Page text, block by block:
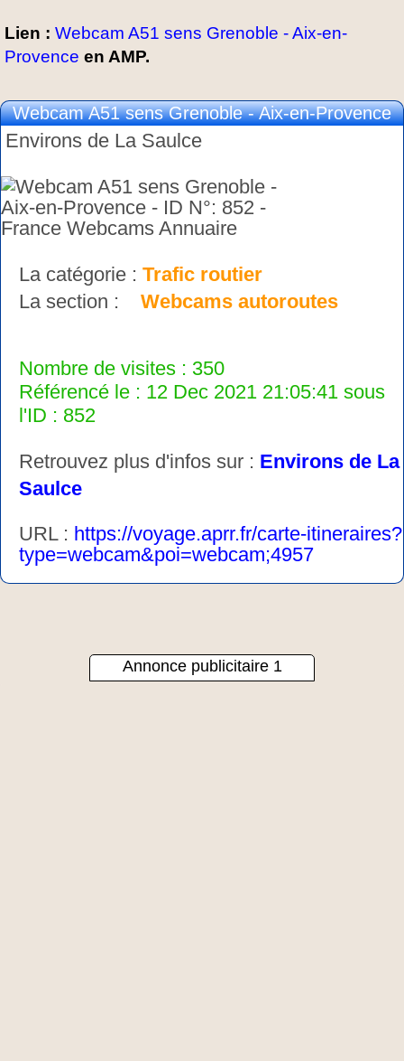
Lien : Webcam A51 sens Grenoble - Aix-en-
Provence en AMP.
Webcam A51 sens Grenoble - Aix-en-Provence
Environs de La Saulce
La catégorie : Trafic routier
La section : Webcams autoroutes
Nombre de visites : 350
Référencé le : 12 Dec 2021 21:05:41 sous
l'ID : 852
Retrouvez plus d'infos sur : Environs de La
Saulce
URL : https://voyage.aprr.fr/carte-itineraires?
type=webcam&poi=webcam;4957
Annonce publicitaire 1